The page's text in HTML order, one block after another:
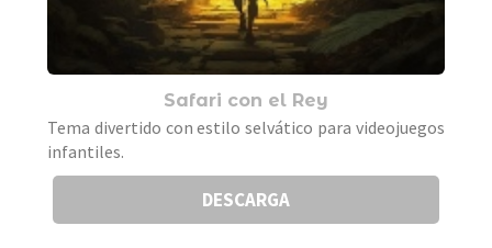
Safari con el Rey
Tema divertido con estilo selvático para videojuegos
infantiles.
DESCARGA